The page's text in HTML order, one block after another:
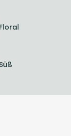
Floral
Süß